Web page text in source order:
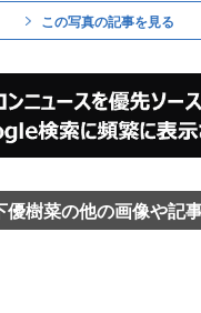
この写真の記事を見る
優樹菜の他の画像や記